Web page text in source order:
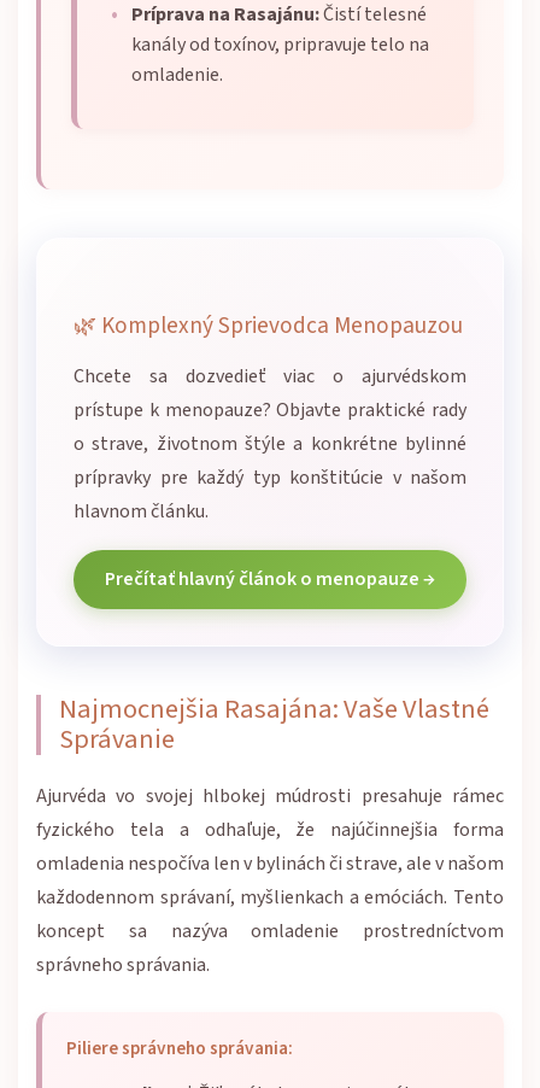
Príprava na Rasajánu:Čistí telesné
kanály od toxínov, pripravuje telo na
omladenie.
🌿 Komplexný Sprievodca Menopauzou
Chcete sa dozvedieť viac o ajurvédskom
prístupe k menopauze? Objavte praktické rady
o strave, životnom štýle a konkrétne bylinné
prípravky pre každý typ konštitúcie v našom
hlavnom článku.
Prečítať hlavný článok o menopauze →
Najmocnejšia Rasajána: Vaše Vlastné
Správanie
Ajurvéda vo svojej hlbokej múdrosti presahuje rámec
fyzického tela a odhaľuje, že najúčinnejšia forma
omladenia nespočíva len v bylinách či strave, ale v našom
každodennom správaní, myšlienkach a emóciách. Tento
koncept sa nazýva omladenie prostredníctvom
správneho správania.
Piliere správneho správania: